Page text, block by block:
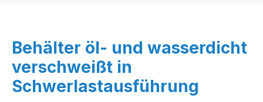
Behälter öl- und wasserdicht
verschweißt in
Schwerlastausführung